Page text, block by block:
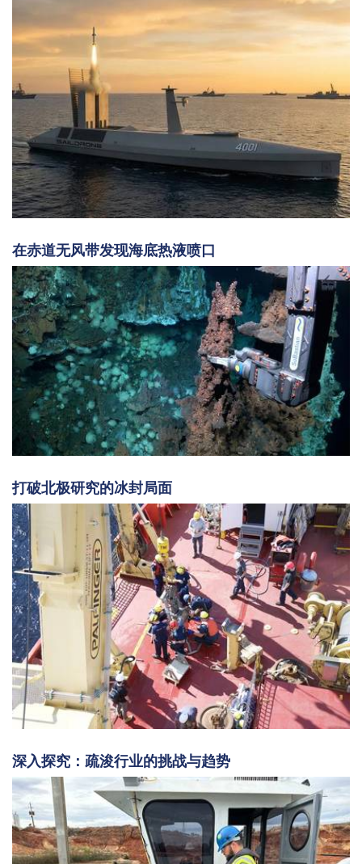
在赤道无风带发现海底热液喷口
打破北极研究的冰封局面
深入探究：疏浚行业的挑战与趋势